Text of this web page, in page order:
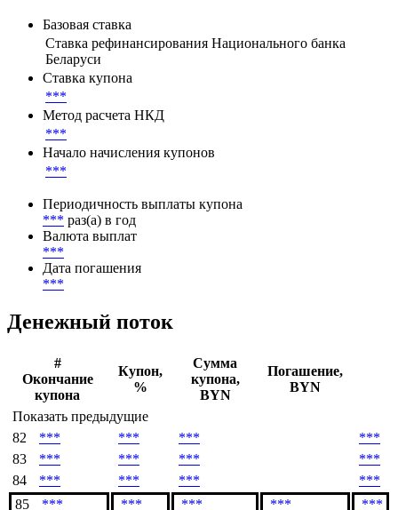
Базовая ставка
Ставка рефинансирования Национального банка
Беларуси
Ставка купона
***
Метод расчета НКД
***
Начало начисления купонов
***
Периодичность выплаты купона
*** раз(а) в год
Валюта выплат
***
Дата погашения
***
Денежный поток
#
Окончание
купона
Купон,
%
Сумма
купона,
BYN
Погашение,
BYN
Показать предыдущие
82
*** *** ***
***
83
*** *** ***
***
84
*** *** ***
***
85
*** *** *** *** ***